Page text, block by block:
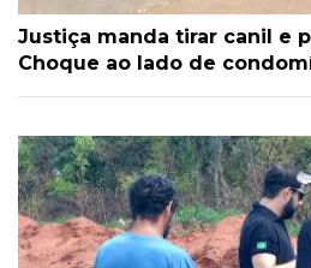
Justiça manda tirar canil e
Choque ao lado de